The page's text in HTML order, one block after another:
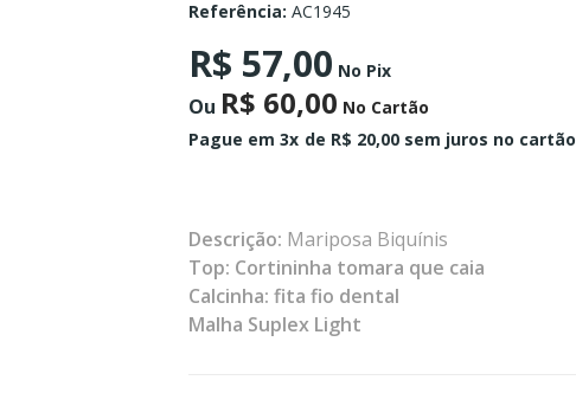
Referência: AC1945
R$ 57,00 No Pix
Ou R$ 60,00 No Cartão
Pague em 3x de R$ 20,00 sem juros no cartão
Descrição: Mariposa Biquínis
Top: Cortininha tomara que caia
Calcinha: fita fio dental
Malha Suplex Light